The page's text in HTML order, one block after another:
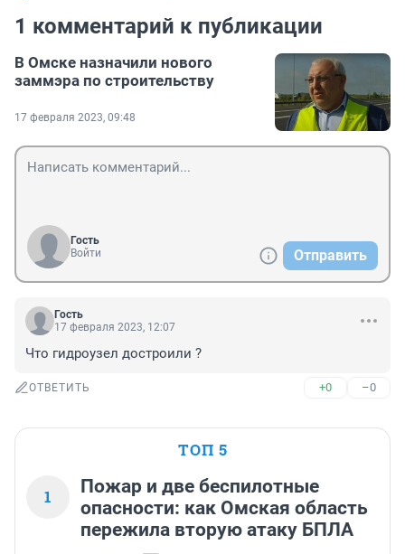
1 комментарий к публикации
В Омске назначили нового
заммэра по строительству
17 февраля 2023, 09:48
Гость
Войти
Отправить
Гость
17 февраля 2023, 12:07
Что гидроузел достроили ?
ОТВЕТИТЬ +0 –0
ТОП 5
1
Пожар и две беспилотные
опасности: как Омская область
пережила вторую атаку БПЛА